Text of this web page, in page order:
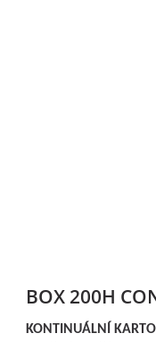
BOX 200H
KONTINUÁLNÍ